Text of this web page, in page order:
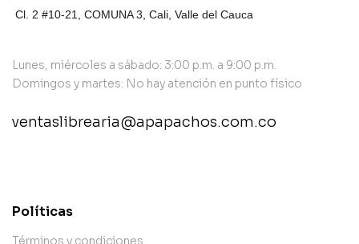
Cl. 2 #10-21, COMUNA 3, Cali, Valle del Cauca
Lunes, miércoles a sábado: 3:00 p.m. a 9:00 p.m.
Domingos y martes: No hay atención en punto físico
ventaslibrearia@apapachos.com.co
Políticas
Términos y condiciones